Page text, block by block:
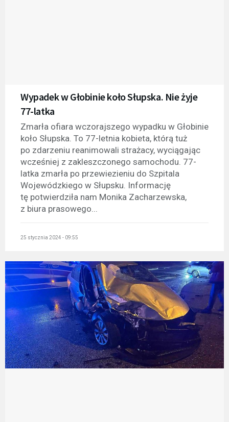
Wypadek w Głobinie koło Słupska. Nie żyje
77-latka
Zmarła ofiara wczorajszego wypadku w Głobinie
koło Słupska. To 77-letnia kobieta, którą tuż
po zdarzeniu reanimowali strażacy, wyciągając
wcześniej z zakleszczonego samochodu. 77-
latka zmarła po przewiezieniu do Szpitala
Wojewódzkiego w Słupsku. Informację
tę potwierdziła nam Monika Zacharzewska,
z biura prasowego...
25 stycznia 2024 - 09:55